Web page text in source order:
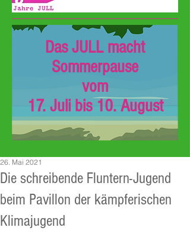
Das JULL macht
Sommerpause
vom
17. Juli bis 10. August
Die schreibende Fluntern-Jugend
beim Pavillon der kämpferischen
Klimajugend
26. Mai 2021